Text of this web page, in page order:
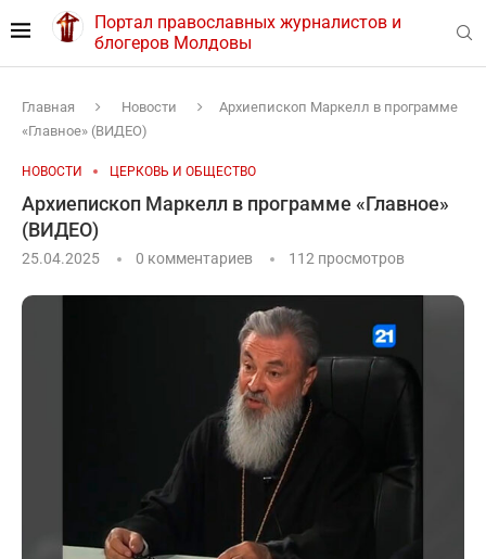
Портал православных журналистов и
блогеров Молдовы
Главная Новости
Архиепископ Маркелл в программе
«Главное» (ВИДЕО)
НОВОСТИ ЦЕРКОВЬ И ОБЩЕСТВО
Архиепископ Маркелл в программе «Главное»
(ВИДЕО)
25.04.2025 0 комментариев 112 просмотров